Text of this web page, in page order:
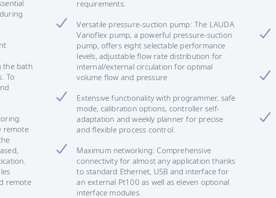
the bath
To
remote
remote
requirements.
Versatile pressure-suction pump: The LAUDA
Varioflex pump, a powerful pressure-suction
pump, offers eight selectable performance
levels, adjustable flow rate distribution for
internal/external circulation for optimal
volume flow and pressure
Extensive functionality with programmer, safe
mode, calibration options, controller self-
adaptation and weekly planner for precise
and flexible process control.
Maximum networking: Comprehensive
connectivity for almost any application thanks
to standard Ethernet, USB and interface for
an external Pt100 as well as eleven optional
interface modules.